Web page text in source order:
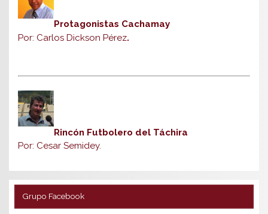
Protagonistas Cachamay
Por: Carlos Dickson Pérez.
Rincón Futbolero del Táchira
Por: Cesar Semidey.
Grupo Facebook